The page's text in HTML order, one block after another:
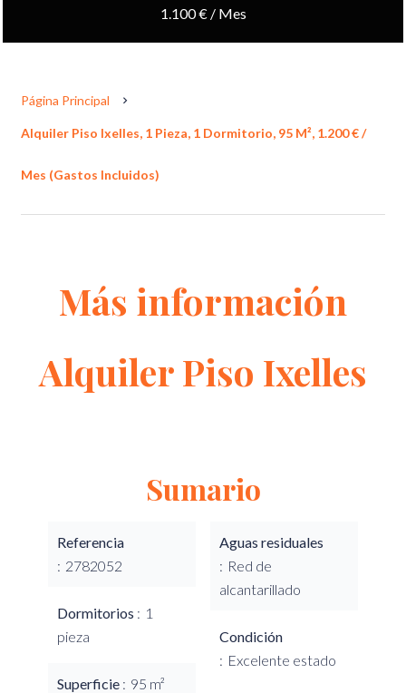
1.100 € / Mes
Página Principal
Alquiler Piso Ixelles, 1 Pieza, 1 Dormitorio, 95 M², 1.200 € /
Mes (Gastos Incluidos)
Más información
Alquiler Piso Ixelles
Sumario
Referencia
2782052
Dormitorios
1
pieza
Superficie 95 m²
Aguas residuales
Red de
alcantarillado
Condición
Excelente estado